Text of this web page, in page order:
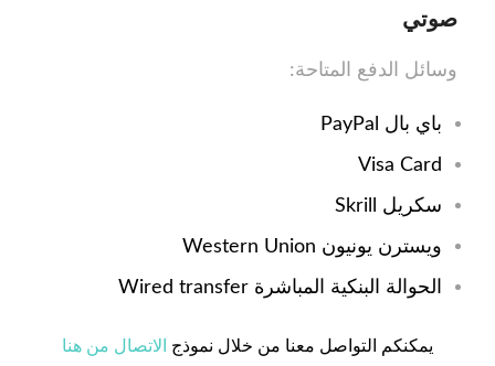
صوتي
وسائل الدفع المتاحة:
باي بال PayPal
Visa Card
سكريل Skrill
ويسترن يونيون Western Union
الحوالة البنكية المباشرة Wired transfer
يمكنكم التواصل معنا من خلال نموذج الاتصال من هنا